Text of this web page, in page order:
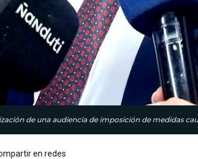
de una audiencia de imposición de medidas
en redes